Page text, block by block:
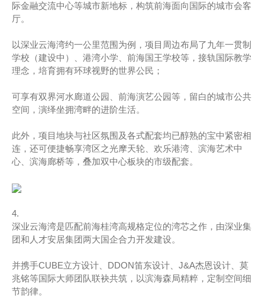
际金融交流中心等城市新地标，构筑前海面向国际的城市会客
厅。
以深业云海湾约一公里范围为例，项目周边布局了九年一贯制
学校（建设中）、港湾小学、前海国王学校等，接轨国际教学
理念，培育拥有环球视野的世界公民；
可享有双界河水廊道公园、前海演艺公园等，留白的城市公共
空间，演绎坐拥湾畔的进阶生活。
此外，项目地块与社区氛围及各式配套均已醇熟的宝中紧密相
连，还可便捷畅享湾区之光摩天轮、欢乐港湾、滨海艺术中
心、滨海廊桥等，叠加双中心板块的市级配套。
4.
深业云海湾是匹配前海桂湾高规格定位的湾芯之作，由深业集
团和人才安居集团两大国企合力开发建设。
并携手CUBE立方设计、DDON笛东设计、J&A杰恩设计、莫
兆铭等国际大师团队联袂共筑，以滨海森局精粹，定制空间细
节韵律。